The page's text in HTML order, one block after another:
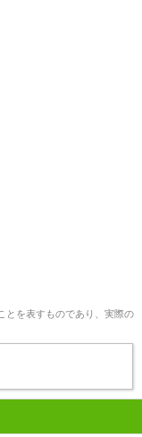
とを表すものであり、実際の